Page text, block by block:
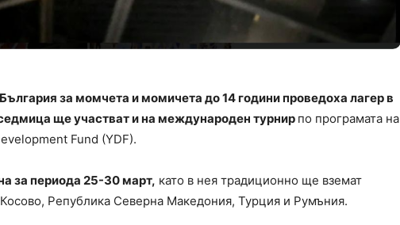
за момчета и момичета до 14 години проведоха лагер в
ще участват и на международен турнир по програмата на
Fund (YDF).
за периода 25-30 март, като в нея традиционно ще вземат
Република Северна Македония, Турция и Румъния.